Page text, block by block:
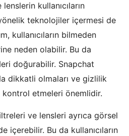
kullanıcıların
teknolojiler içermesi de
kullanıcıların bilmeden
neden olabilir. Bu da
doğurabilir. Snapchat
dikkatli olmaları ve gizlilik
kontrol etmeleri önemlidir.
ve lensleri ayrıca görsel
içerebilir. Bu da kullanıcıların